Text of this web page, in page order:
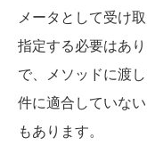
メータとして受け
指定する必要はあ
で、メソッドに渡
件に適合していな
もあります。